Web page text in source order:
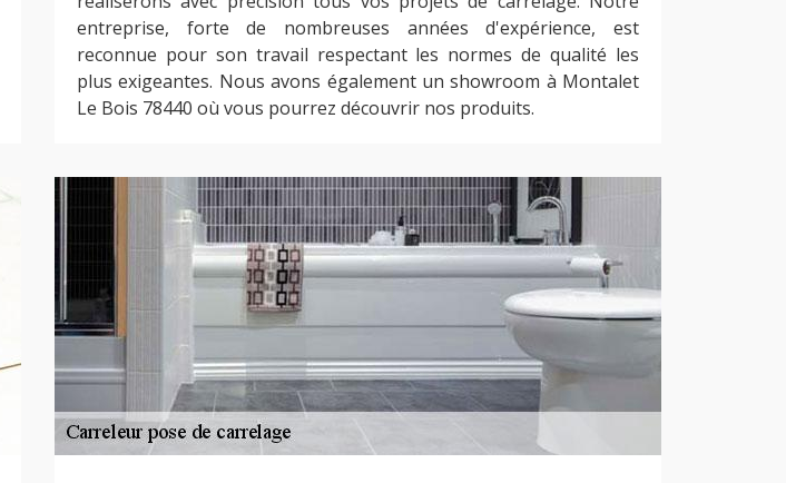
entreprise, forte de nombreuses années d'expérience, est
reconnue pour son travail respectant les normes de qualité les
plus exigeantes. Nous avons également un showroom à Montalet
Le Bois 78440 où vous pourrez découvrir nos produits.